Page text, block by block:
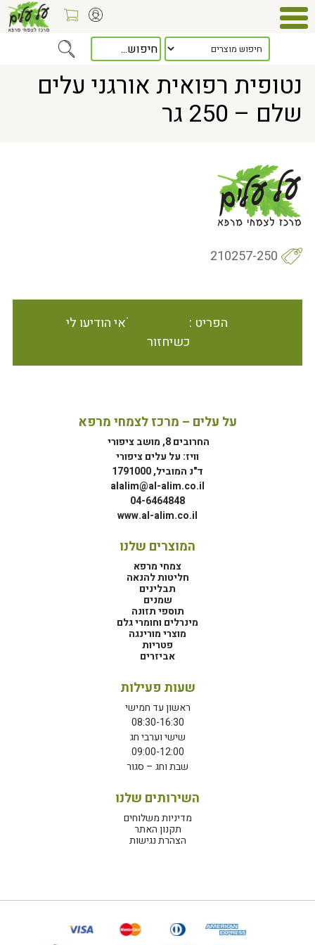
> נטופית רפואית אורגני עלים שלם – 250 גר
נטופית רפואית אורגני עלים
שלם – 250 גר
210257-250
הפריט אינו זמין במלאי הודיעו לי
כשיחזור
על עלים – מרכז לצמחי מרפא
החרובים 8, מושב ציפורי
וויז: על עלים ציפורי
ד"נ המוביל, 1791000
alalim@al-alim.co.il
04-6464848
www.al-alim.co.il
המוצרים שלנו
צמחי מרפא
חליטות להנאה
תבלינים
שמנים
תוספי תזונה
מינרלים וחומרי גלם
מוצרי מורינגה
פטריות
אביזרים
שעות פעילות
ראשון עד חמישי
08:30-16:30
שישי וערבי חג
09:00-12:00
שבת וחג – סגור
השירותים שלנו
מדיניות משלוחים
תקנון האתר
הצהרת נגישות